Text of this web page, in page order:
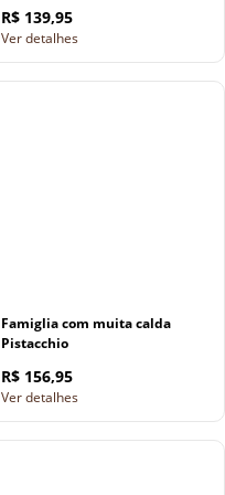
R$ 139,95
Ver detalhes
Famiglia com muita calda
Pistacchio
R$ 156,95
Ver detalhes